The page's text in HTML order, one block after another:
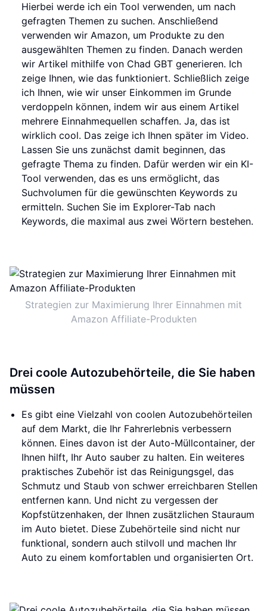
Hierbei werde ich ein Tool verwenden, um nach
gefragten Themen zu suchen. Anschließend
verwenden wir Amazon, um Produkte zu den
ausgewählten Themen zu finden. Danach werden
wir Artikel mithilfe von Chad GBT generieren. Ich
zeige Ihnen, wie das funktioniert. Schließlich zeige
ich Ihnen, wie wir unser Einkommen im Grunde
verdoppeln können, indem wir aus einem Artikel
mehrere Einnahmequellen schaffen. Ja, das ist
wirklich cool. Das zeige ich Ihnen später im Video.
Lassen Sie uns zunächst damit beginnen, das
gefragte Thema zu finden. Dafür werden wir ein KI-
Tool verwenden, das es uns ermöglicht, das
Suchvolumen für die gewünschten Keywords zu
ermitteln. Suchen Sie im Explorer-Tab nach
Keywords, die maximal aus zwei Wörtern bestehen.
Strategien zur Maximierung Ihrer Einnahmen mit
Amazon Affiliate-Produkten
Drei coole Autozubehörteile, die Sie haben
müssen
Es gibt eine Vielzahl von coolen Autozubehörteilen
auf dem Markt, die Ihr Fahrerlebnis verbessern
können. Eines davon ist der Auto-Müllcontainer, der
Ihnen hilft, Ihr Auto sauber zu halten. Ein weiteres
praktisches Zubehör ist das Reinigungsgel, das
Schmutz und Staub von schwer erreichbaren Stellen
entfernen kann. Und nicht zu vergessen der
Kopfstützenhaken, der Ihnen zusätzlichen Stauraum
im Auto bietet. Diese Zubehörteile sind nicht nur
funktional, sondern auch stilvoll und machen Ihr
Auto zu einem komfortablen und organisierten Ort.